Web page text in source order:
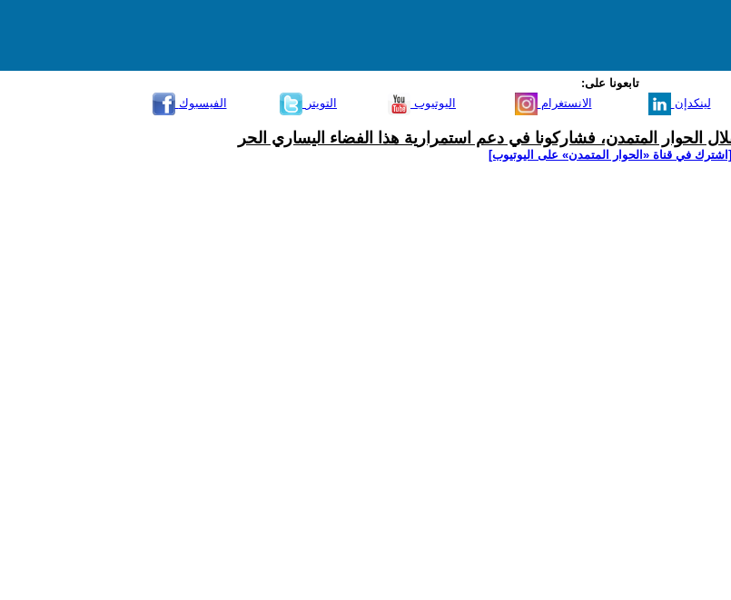
تابعونا على:
الفيسبوك
التويتر اليوتيوب الانستغرام لينكدإن
الحوار المتمدن، فشاركونا في دعم استمرارية هذا الفضاء اليساري الحر
[اشترك في قناة ‫«الحوار المتمدن» على اليوتيوب]